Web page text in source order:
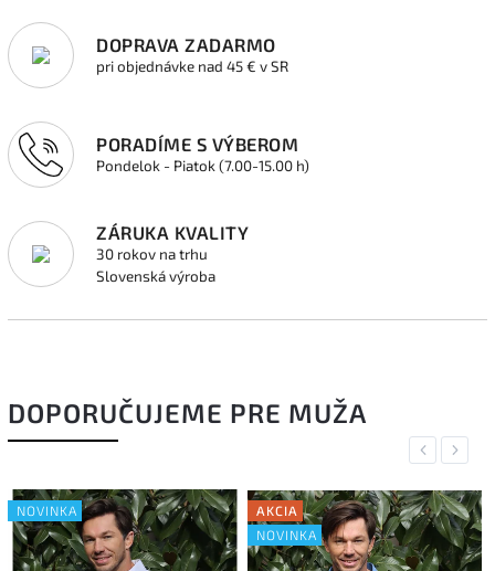
DOPRAVA ZADARMO
pri objednávke nad 45 € v SR
PORADÍME S VÝBEROM
Pondelok - Piatok (7.00-15.00 h)
ZÁRUKA KVALITY
30 rokov na trhu
Slovenská výroba
DOPORUČUJEME PRE MUŽA
Previous
NOVINKA
AKCIA
NOVINKA
Next